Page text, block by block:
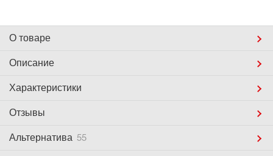
О товаре
Описание
Характеристики
Отзывы
Альтернатива 55